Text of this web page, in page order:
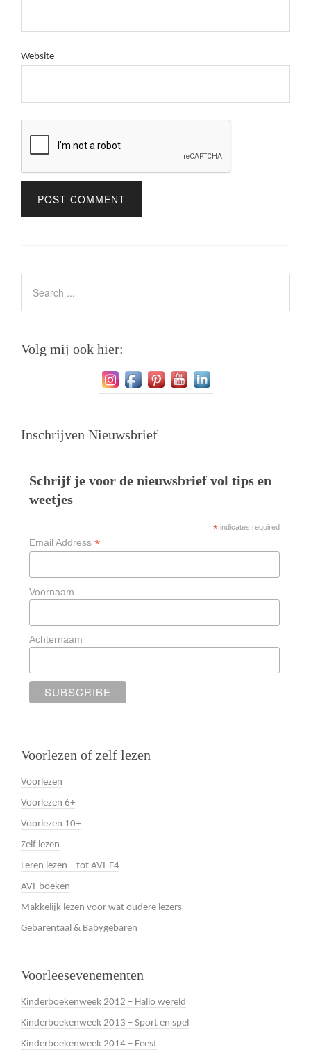
Website
Volg mij ook hier:
Inschrijven Nieuwsbrief
Schrijf je voor de nieuwsbrief vol tips en
weetjes
*indicates required
Email Address *
Voornaam
Achternaam
Voorlezen of zelf lezen
Voorlezen
Voorlezen 6+
Voorlezen 10+
Zelf lezen
Leren lezen – tot AVI-E4
AVI-boeken
Makkelijk lezen voor wat oudere lezers
Gebarentaal & Babygebaren
Voorleesevenementen
Kinderboekenweek 2012 – Hallo wereld
Kinderboekenweek 2013 – Sport en spel
Kinderboekenweek 2014 – Feest